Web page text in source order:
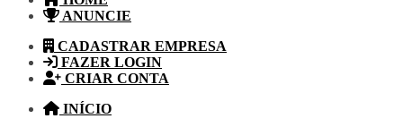
ANUNCIE
CADASTRAR EMPRESA
FAZER LOGIN
CRIAR CONTA
INÍCIO